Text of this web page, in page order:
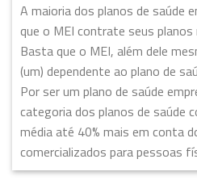
A maioria dos planos de saúde
que o MEI contrate seus
Basta que o MEI, além dele
(um) dependente ao plano de
Por ser um plano de saúde
categoria dos planos de saúde
média até 40% mais em conta
comercializados para pessoas